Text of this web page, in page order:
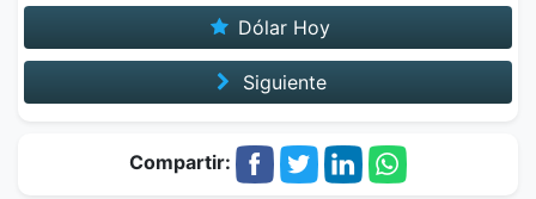
Dólar Hoy
Siguiente
Compartir: